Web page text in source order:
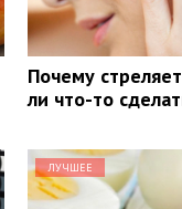
Почему
ли что-то
ЛУЧШЕЕ